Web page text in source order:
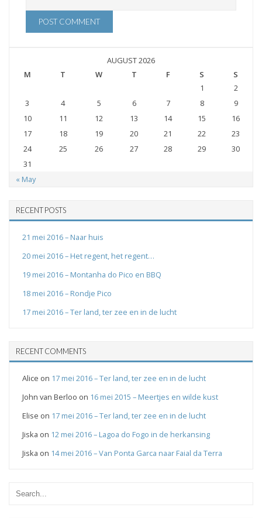
AUGUST 2026
M
T W T F S S
« May
1
2
3
4 5 6 7 8
9
10
11 12 13 14 15
16
17
18 19 20 21 22
23
24
25 26 27 28 29
30
31
RECENT POSTS
21 mei 2016 – Naar huis
20 mei 2016 – Het regent, het regent…
19 mei 2016 – Montanha do Pico en BBQ
18 mei 2016 – Rondje Pico
17 mei 2016 – Ter land, ter zee en in de lucht
RECENT COMMENTS
Alice on 17 mei 2016 – Ter land, ter zee en in de lucht
John van Berloo on 16 mei 2015 – Meertjes en wilde kust
Elise on 17 mei 2016 – Ter land, ter zee en in de lucht
Jiska on 12 mei 2016 – Lagoa do Fogo in de herkansing
Jiska on 14 mei 2016 – Van Ponta Garca naar Faial da Terra